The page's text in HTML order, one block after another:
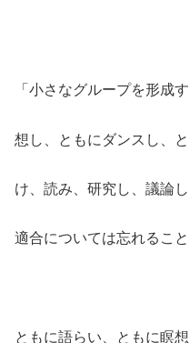
「小さなグループを形成
想し、ともにダンスし、
け、読み、研究し、議論
適合については忘れること
ともに語らい、ともに瞑